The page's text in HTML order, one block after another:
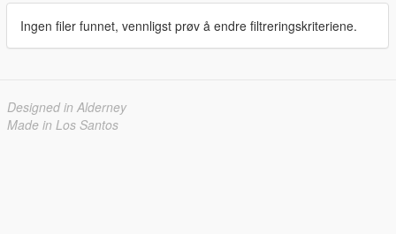
Ingen filer funnet, vennligst prøv å endre filtreringskriteriene.
Designed in Alderney
Made in Los Santos